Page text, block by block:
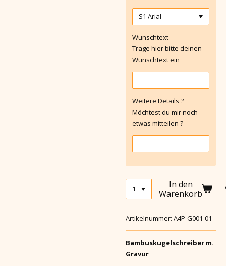
Wunschtext
Trage hier bitte deinen
Wunschtext ein
Weitere Details ?
Möchtest du mir noch
etwas mitteilen ?
In den
Warenkorb
Artikelnummer: A4P-G001-01
Bambuskugelschreiber m.
Gravur